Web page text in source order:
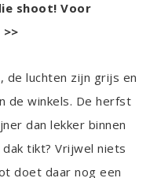
shoot! Voor
de luchten zijn grijs en
de winkels. De herfst
dan lekker binnen
tikt? Vrijwel niets
doet daar nog een